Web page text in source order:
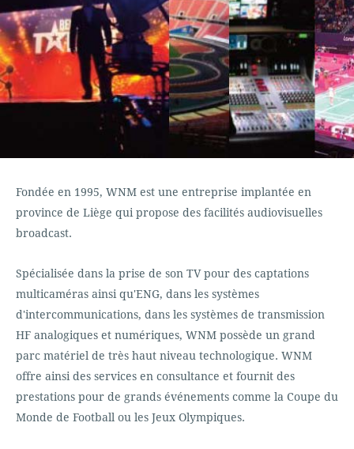
Fondée en 1995, WNM est une entreprise implantée en
province de Liège qui propose des facilités audiovisuelles
broadcast.
Spécialisée dans la prise de son TV pour des captations
multicaméras ainsi qu'ENG, dans les systèmes
d'intercommunications, dans les systèmes de transmission
HF analogiques et numériques, WNM possède un grand
parc matériel de très haut niveau technologique. WNM
offre ainsi des services en consultance et fournit des
prestations pour de grands événements comme la Coupe du
Monde de Football ou les Jeux Olympiques.